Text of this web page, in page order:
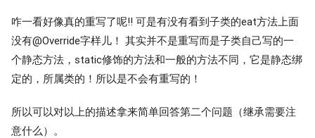
咋一看好像真的重写了呢!! 可是有没有看到子类的eat方法上面
没有@Override字样儿！ 其实并不是重写而是子类自己写的一
个静态方法，static修饰的方法和一般的方法不同，它是静态绑
定的，所属类的！所以是不会有重写的！
所以可以对以上的描述拿来简单回答第二个问题（继承需要注
意什么）。